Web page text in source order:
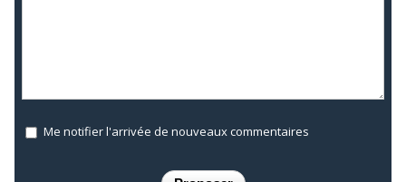
Me notifier l'arrivée de nouveaux commentaires